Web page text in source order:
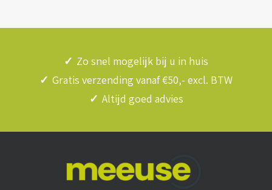
✓ Zo snel mogelijk bij u in huis
✓ Gratis verzending vanaf €50,- excl. BTW
✓ Altijd goed advies